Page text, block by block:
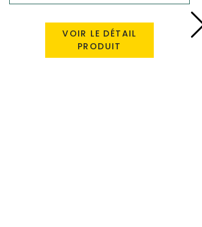
VOIR LE DÉTAIL
PRODUIT